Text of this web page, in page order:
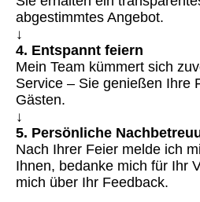
abgestimmtes Angebot.
↓
4. Entspannt feiern
Mein Team kümmert sich
Service – Sie genießen Ihre
Gästen.
↓
5. Persönliche
Nach Ihrer Feier melde ich
Ihnen, bedanke mich für Ihr
mich über Ihr Feedback.